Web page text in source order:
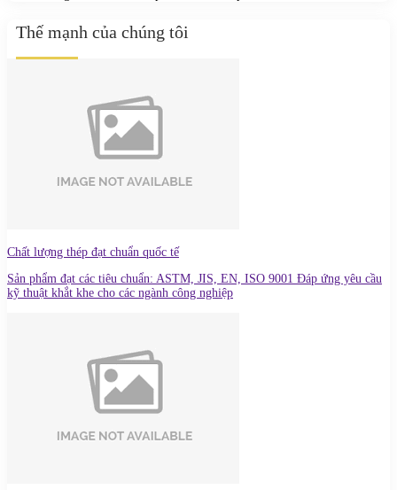
Thế mạnh của chúng tôi
Chất lượng thép đạt chuẩn quốc tế
Sản phẩm đạt các tiêu chuẩn: ASTM, JIS, EN, ISO 9001 Đáp ứng yêu cầu
kỹ thuật khắt khe cho các ngành công nghiệp